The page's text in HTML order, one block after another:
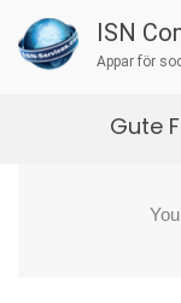
content
ISN
Appar för
Gute